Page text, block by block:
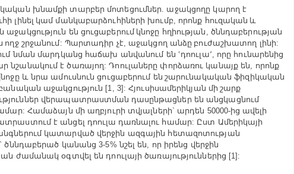
խնամքի տարբեր մոտեցումներ. աջակցողը կարող է
լինել կամ մանկաբարձուհիների խումբ, որոնք հուզական և
աջակցություն են ցուցաբերում կնոջը հղիության , ծննդաբերության
ողջ շրջանում: Պարտադիր չէ, աջակցող անձը բուժաշխատող լինի:
նման մարդկանց հաճախ անվանում են ՙդոուլա՚, որը հունարենից
նշանակում է ծառայող:Դոուլաները փորձառու կանայք են, որոնք
և նրա ամուսնուն ցուցաբերում են շարունակական ֆիզիկական
աջակցություն [1, 3]:Հյուսիսամերիկյան մի շարք
վերապատրաստման դասընթացներ են անցկացնում
: Համաձայն մի աղբյուրի տվյալների` արդեն 50000-ից ավելի
է անցել դոուլա դառնալու համար: Ըստ Ամերիկայի
կատարված վերջին ազգային հետազոտության
`ծննդաբերած կանանց 3-5%նշել են, որ իրենց վերջին
ժամանակ օգտվել են դոուլայի ծառայություններից [1]: